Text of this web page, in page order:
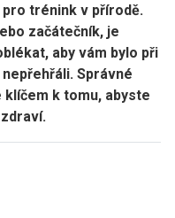
trénink v přírodě.
začátečník, je
aby vám bylo při
Správné
k tomu, abyste